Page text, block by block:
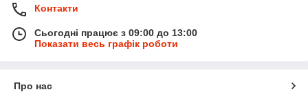
Контакти
Сьогодні працює з 09:00 до 13:00
Показати весь графік роботи
Про нас